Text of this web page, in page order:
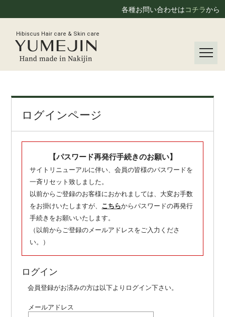
各種お問い合わせはコチラから
Hibiscus Hair care & Skin care
ログインページ
【パスワード再発行手続きのお願い】
サイトリニューアルに伴い、会員の皆様のパスワードを
一斉リセット致しました。
以前からご登録のお客様におかれましては、大変お手数
をお掛けいたしますが、 こちらからパスワードの再発行
手続きをお願いいたします。
（以前からご登録のメールアドレスをご入力くださ
い。）
ログイン
会員登録がお済みの方は以下よりログイン下さい。
メールアドレス